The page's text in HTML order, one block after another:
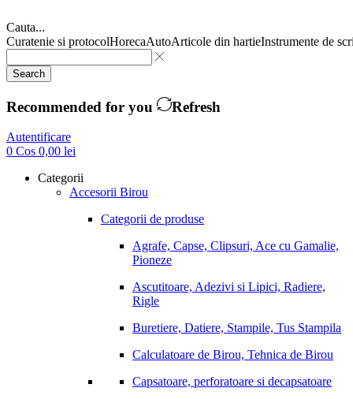
Cauta...
Curatenie si protocolHorecaAutoArticole din hartieInstrumente de
Search
Recommended for you Refresh
Autentificare
0 Cos 0,00 lei
Categorii
Accesorii Birou
Categorii de produse
Agrafe, Capse, Clipsuri, Ace cu Gamalie,
Pioneze
Ascutitoare, Adezivi si Lipici, Radiere,
Rigle
Buretiere, Datiere, Stampile, Tus Stampila
Calculatoare de Birou, Tehnica de Birou
Capsatoare, perforatoare si decapsatoare